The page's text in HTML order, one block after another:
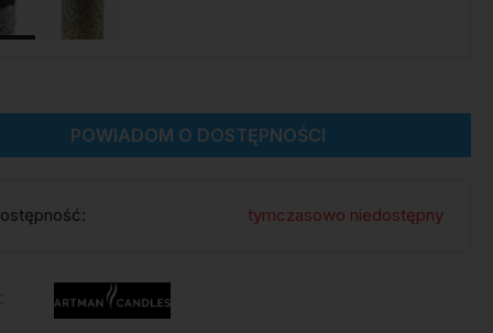
POWIADOM O DOSTĘPNOŚCI
tymczasowo niedostępny